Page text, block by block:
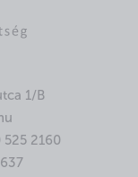
1/B
525 2160